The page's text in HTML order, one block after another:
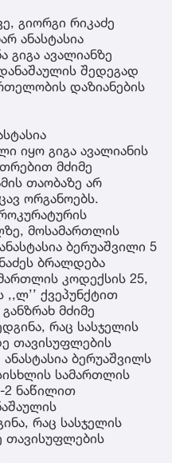
გიორგი რიკაძე
ანასტასია
გიგა ავალიანზე
შედეგად
დაზიანების
იყო გიგა ავალიანის
მძიმე
თაობაზე არ
ორგანოებს.
მოსამართლის
ბერუაშვილი 5
ბრალდება
კოდექსის 25,
,,ლ’’ ქვეპუნქტით
მძიმე
რაც სასჯელის
თავისუფლების
ბერუაშვილს
სამართლის
2 ნაწილით
რაც სასჯელის
თავისუფლების